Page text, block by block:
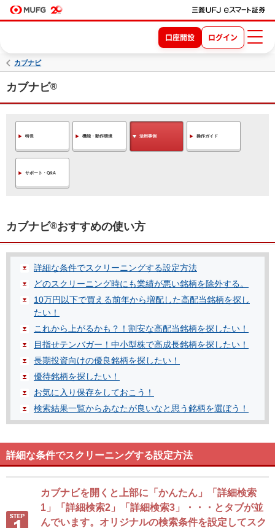
口座開設 ログイン
カブナビ
カブナビ®
特長 機能・動作環境 活用事例 操作ガイド
サポート・Q&A
カブナビ®おすすめの使い方
詳細な条件でスクリーニングする設定方法
どのスクリーニング時にも業績が悪い銘柄を除外する。
10万円以下で買える前年から増配した高配当銘柄を探し
たい！
これから上がるかも？！割安な高配当銘柄を探したい！
目指せテンバガー！中小型株で高成長銘柄を探したい！
長期投資向けの優良銘柄を探したい！
優待銘柄を探したい！
お気に入り保存をしておこう！
検索結果一覧からあなたが良いなと思う銘柄を選ぼう！
詳細な条件でスクリーニングする設定方法
カブナビを開くと上部に「かんたん」「詳細検索
1」「詳細検索2」「詳細検索3」・・・とタブが並
んでいます。オリジナルの検索条件を設定してスク